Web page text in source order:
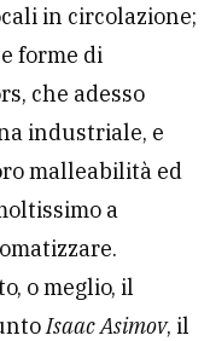
in circolazione;
forme di
che adesso
industriale, e
malleabilità ed
a
o meglio, il
Isaac Asimov, il